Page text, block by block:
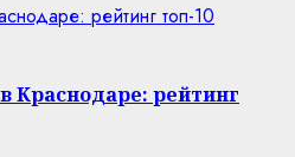
рейтинг топ-10
Краснодаре: рейтинг